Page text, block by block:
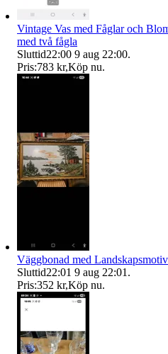
Vintage Vas med Fåglar och
med två fågla
Sluttid22:00 9 aug 22:00.
Pris:783 kr,Köp nu.
Väggbonad med
Sluttid22:01 9 aug 22:01 .
Pris:352 kr,Köp nu.